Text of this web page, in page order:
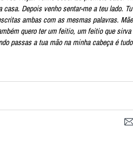
Depois venho sentar-me a teu lado.
ambas com as mesmas palavras.
quero ter um feitio, um feitio que
passas a tua mão na minha cabeça é